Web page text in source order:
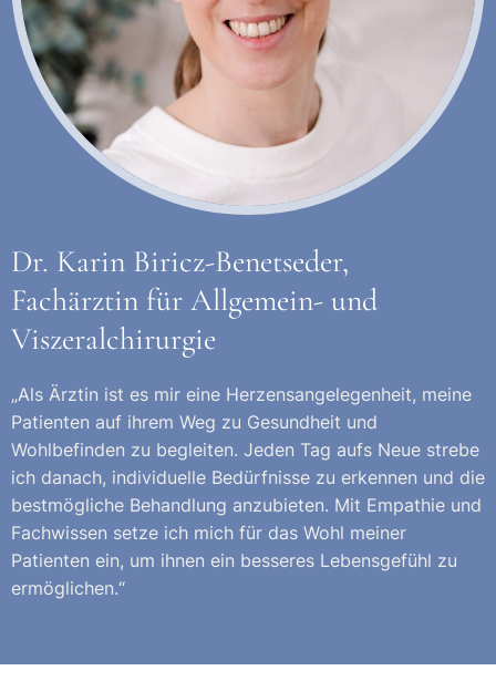
Dr. Karin Biricz-Benetseder,
Fachärztin für Allgemein- und
Viszeralchirurgie
„Als Ärztin ist es mir eine Herzensangelegenheit, meine
Patienten auf ihrem Weg zu Gesundheit und
Wohlbefinden zu begleiten. Jeden Tag aufs Neue strebe
ich danach, individuelle Bedürfnisse zu erkennen und die
bestmögliche Behandlung anzubieten. Mit Empathie und
Fachwissen setze ich mich für das Wohl meiner
Patienten ein, um ihnen ein besseres Lebensgefühl zu
ermöglichen.“